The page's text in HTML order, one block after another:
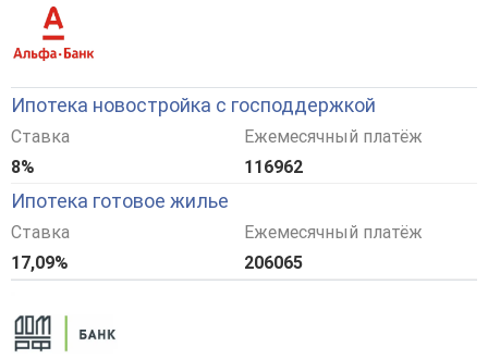
Ипотека новостройка с господдержкой
Ставка
8%
Ежемесячный платёж
116962
Ипотека готовое жилье
Ставка
17,09%
Ежемесячный платёж
206065